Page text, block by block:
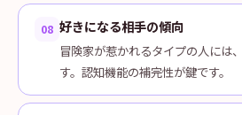
08 好きになる相手の傾向
冒険家が惹かれるタイプの人には
す。認知機能の補完性が鍵です。